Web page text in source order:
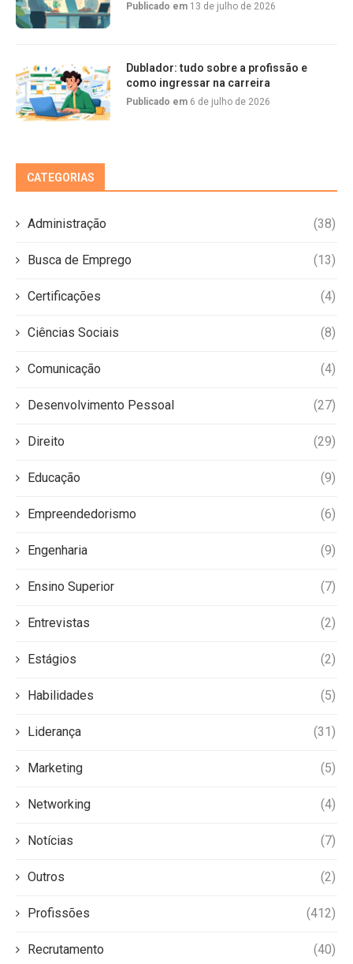
Publicado em 13 de julho de 2026
Dublador: tudo sobre a profissão e
como ingressar na carreira
Publicado em 6 de julho de 2026
CATEGORIAS
Administração (38)
Busca de Emprego (13)
Certificações (4)
Ciências Sociais (8)
Comunicação (4)
Desenvolvimento Pessoal (27)
Direito (29)
Educação (9)
Empreendedorismo (6)
Engenharia (9)
Ensino Superior (7)
Entrevistas (2)
Estágios (2)
Habilidades (5)
Liderança (31)
Marketing (5)
Networking (4)
Notícias (7)
Outros (2)
Profissões (412)
Recrutamento (40)